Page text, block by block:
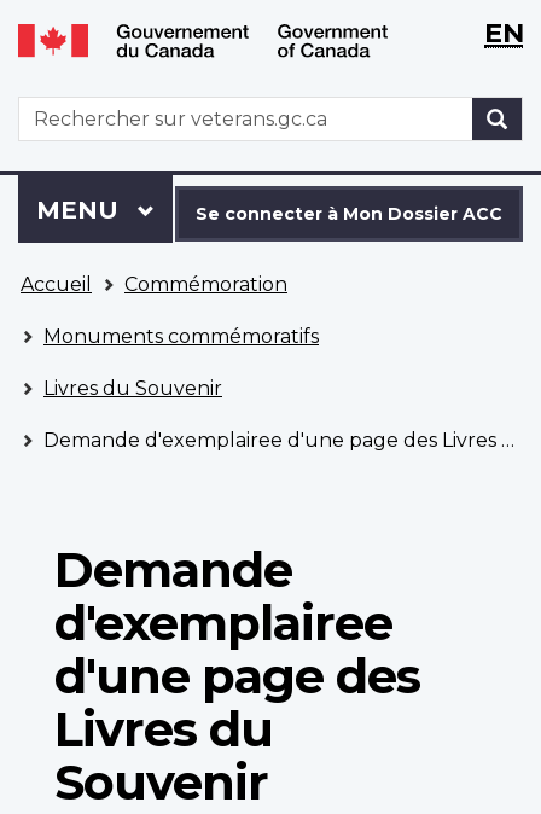
Aller
au
principal
Passer
à
version
HTML
simplifiée
WxT
WxTEN
WxT
Search
form
connecter
à
Dossier
ACC
Se connecter à Mon Dossier ACC
Menu
MENU PRINCIPAL
êtes
ici
Accueil Commémoration
Monuments commémoratifs
Livres du Souvenir
Demande d'exemplairee d'une page des Livres du Souvenir
Demande
d'exemplairee
d'une page des
Livres du
Souvenir